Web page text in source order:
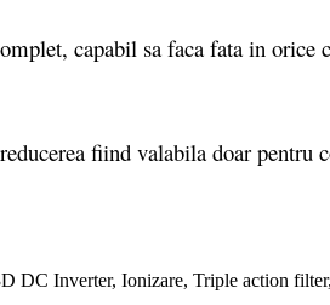
capabil sa faca fata in orice
fiind valabila doar pentru